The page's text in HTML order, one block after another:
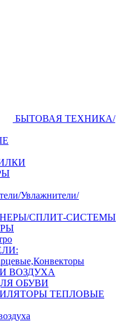
БЫТОВАЯ ТЕХНИКА/
Увлажнители/
СПЛИТ-СИСТЕМЫ
ВОЗДУХА
ОБУВИ
ТЕПЛОВЫЕ